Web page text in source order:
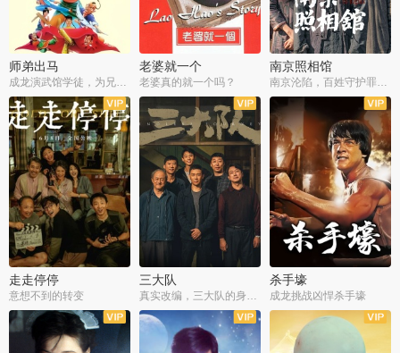
师弟出马
成龙演武馆学徒，为兄搏命战黑道
老婆就一个
老婆真的就一个吗？
南京照相馆
南京沦陷，百姓守护罪证底片
走走停停
意想不到的转变
三大队 杀手壕
成龙挑战凶悍杀手壕